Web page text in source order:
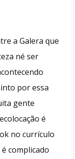
a Galera que
né ser
por essa
gente
é
no currículo
complicado